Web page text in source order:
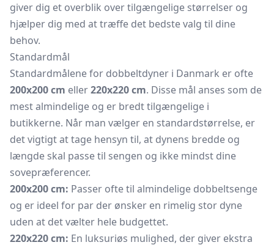
giver dig et overblik over tilgængelige størrelser og
hjælper dig med at træffe det bedste valg til dine
behov.
Standardmål
Standardmålene for dobbeltdyner i Danmark er ofte
200x200 cm eller220x220 cm. Disse mål anses som de
mest almindelige og er bredt tilgængelige i
butikkerne. Når man vælger en standardstørrelse, er
det vigtigt at tage hensyn til, at dynens bredde og
længde skal passe til sengen og ikke mindst dine
sovepræferencer.
200x200 cm: Passer ofte til almindelige dobbeltsenge
og er ideel for par der ønsker en rimelig stor dyne
uden at det vælter hele budgettet.
220x220 cm: En luksuriøs mulighed, der giver ekstra